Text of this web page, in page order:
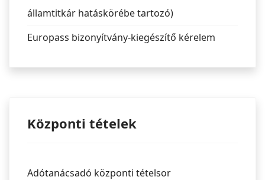
államtitkár hatáskörébe tartozó)
Europass bizonyítvány-kiegészítő kérelem
Központi tételek
Adótanácsadó központi tételsor